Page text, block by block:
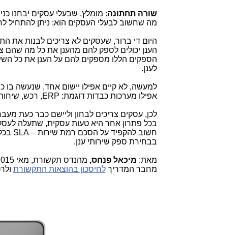
שורה תחתונה: מומלץ, שבעלי עסקים יבחנו
מה שחשוב לבעלי העסקים הוא: ניתן להתחיל
היום די ברור, שעסקים לא צריכים לבנות את
הענן יכולים לספק להם מהענן את כל מה שהם
הספקים הללו מספקים להם על הענן את כל
לענן.
למעשה, לא קיים אפילו יישום אחד, שנעשה בו
אפילו מערכות כבדות דוגמת: ERP, רכש,
לכן, עסקים צריכים לבחון וליישם כבר כעת
בכל פתרון אחר היא טעות עסקית, שתעלה לעסק
חשוב להקפיד על הסכם רמת שירות –SLA
בבחירת ספק שירותי ענן.
מאת: מיכאל פנחס, מהנדס תקשורת, מאי 2015.
מחבר המדריךלחיסכון בהוצאות התקשורת